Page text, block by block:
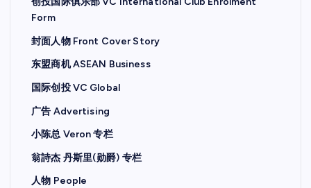
Form
封面人物 Front Cover Story
东盟商机 ASEAN Business
国际创投 VC Global
广告 Advertising
小陈总 Veron 专栏
翁詩杰 丹斯里(勋爵) 专栏
人物 People